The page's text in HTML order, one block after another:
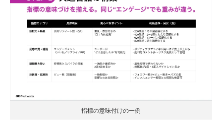
指標の意味付けの一例